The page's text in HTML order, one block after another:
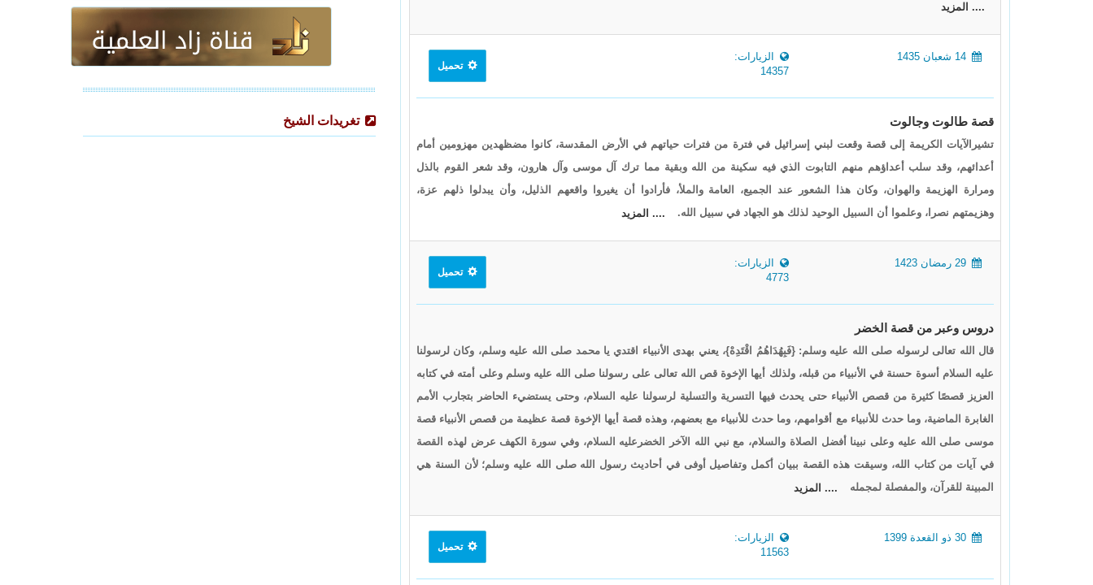
.... المزيد
الزيارات:
14357
تحميل
قصة طالوت وجالوت
تشيرالآيات الكريمة إلى قصة وقعت لبني إسرائيل في فترة من فترات حياتهم في الأرض المقدسة، كانوا مضظهدين مهزومين أمام
أعدائهم، وقد سلب أعداؤهم منهم التابوت الذي فيه سكينة من الله وبقية مما ترك آل موسى وآل هارون، وقد شعر القوم بالذل
ومرارة الهزيمة والهوان، وكان هذا الشعور عند الجميع، العامة والملأ، فأرادوا أن يغيروا واقعهم الذليل، وأن يبدلوا ذلهم عزة،
وهزيمتهم نصرا، وعلموا أن السبيل الوحيد لذلك هو الجهاد في سبيل الله.
.... المزيد
الزيارات:
4773
تحميل
دروس وعبر من قصة الخضر
قال الله تعالى لرسوله صلى الله عليه وسلم: {فَبِهُدَاهُمُ اقْتَدِهْ}، يعني بهدى الأنبياء اقتدي يا محمد صلى الله عليه وسلم، وكان لرسولنا
عليه السلام أسوة حسنة في الأنبياء من قبله، ولذلك أيها الإخوة قص الله تعالى على رسولنا صلى الله عليه وسلم وعلى أمته في كتابه
العزيز قصصًا كثيرة من قصص الأنبياء حتى يحدث فيها التسرية والتسلية لرسولنا عليه السلام، وحتى يستضيء الحاضر بتجارب الأمم
الغابرة الماضية، وما حدث للأنبياء مع أقوامهم، وما حدث للأنبياء مع بعضهم، وهذه قصة أيها الإخوة قصة عظيمة من قصص الأنبياء قصة
موسى صلى الله عليه وعلى نبينا أفضل الصلاة والسلام، مع نبي الله الآخر الخضرعليه السلام، وفي سورة الكهف عرض لهذه القصة
في آيات من كتاب الله، وسيقت هذه القصة ببيان أكمل وتفاصيل أوفى في أحاديث رسول الله صلى الله عليه وسلم؛ لأن السنة هي
المبينة للقرآن، والمفصلة لمجمله
.... المزيد
الزيارات:
11563
تحميل
تغريدات الشيخ